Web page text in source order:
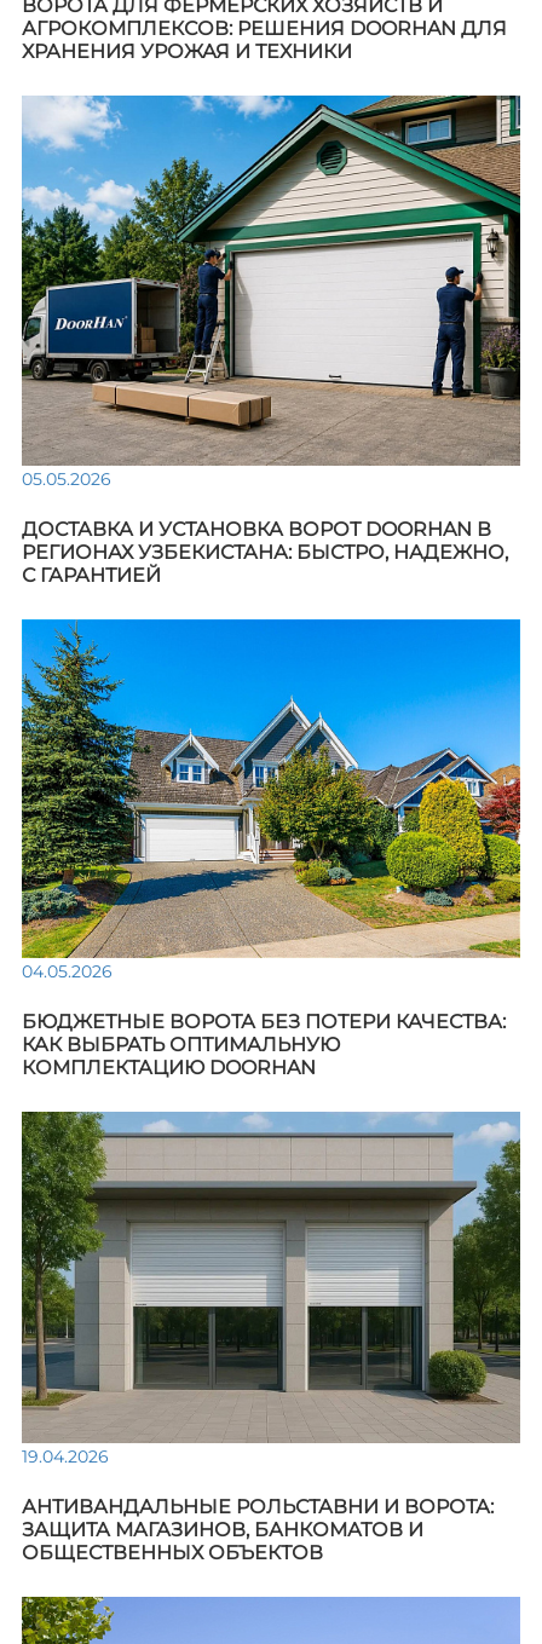
ВОРОТА ДЛЯ ФЕРМЕРСКИХ ХОЗЯЙСТВ И
АГРОКОМПЛЕКСОВ: РЕШЕНИЯ DOORHAN ДЛЯ
ХРАНЕНИЯ УРОЖАЯ И ТЕХНИКИ
05.05.2026
ДОСТАВКА И УСТАНОВКА ВОРОТ DOORHAN В
РЕГИОНАХ УЗБЕКИСТАНА: БЫСТРО, НАДЕЖНО,
С ГАРАНТИЕЙ
04.05.2026
БЮДЖЕТНЫЕ ВОРОТА БЕЗ ПОТЕРИ КАЧЕСТВА:
КАК ВЫБРАТЬ ОПТИМАЛЬНУЮ
КОМПЛЕКТАЦИЮ DOORHAN
19.04.2026
АНТИВАНДАЛЬНЫЕ РОЛЬСТАВНИ И ВОРОТА:
ЗАЩИТА МАГАЗИНОВ, БАНКОМАТОВ И
ОБЩЕСТВЕННЫХ ОБЪЕКТОВ